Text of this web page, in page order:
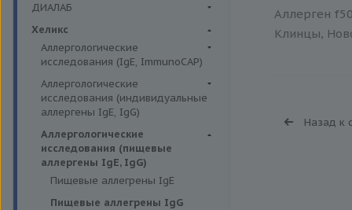
ДИАЛАБ
Биохимия крови
Хеликс
Аллергологические
исследования (IgE, ImmunoCAP)
Аллергены животных
Аллергены пыльцы
Бытовые аллергены
Пищевые аллегрены
Аллергологические
исследования (индивидуальные
аллергены IgE, IgG)
Аллергены гельминтов IgE
Аллергены деревьев IgE, IgG
Аллергены животных IgE, IgG
Аллергены металлов IgE
Аллергологические
исследования (пищевые
аллергены IgE, IgG)
Пищевые аллегрены IgE
Пищевые аллегрены IgG
Аллерген
Клинцы,
Назад к